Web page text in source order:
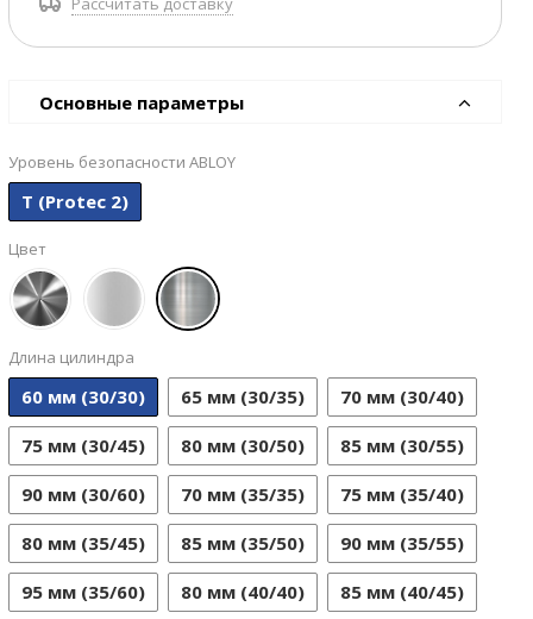
Основные параметры
Уровень безопасности ABLOY
T (Protec 2)
Цвет
Длина цилиндра
60 мм (30/30) 65 мм (30/35) 70 мм (30/40)
75 мм (30/45) 80 мм (30/50) 85 мм (30/55)
90 мм (30/60) 70 мм (35/35) 75 мм (35/40)
80 мм (35/45) 85 мм (35/50) 90 мм (35/55)
95 мм (35/60) 80 мм (40/40) 85 мм (40/45)